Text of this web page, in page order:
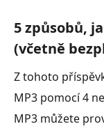
5 způsobů,
(včetně
Z tohoto
MP3 pomocí 4
MP3 můžete